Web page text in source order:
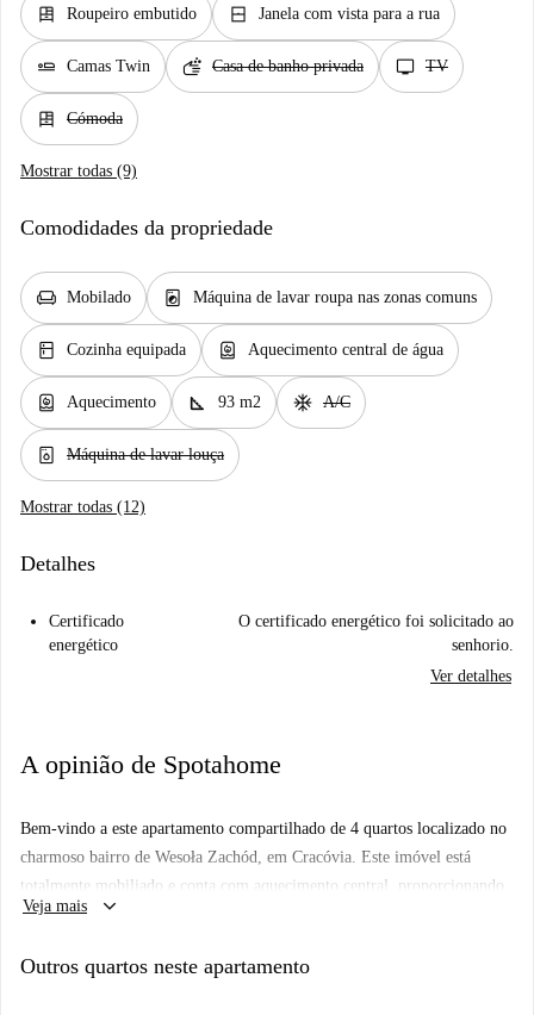
dresser Roupeiro embutido window_closed Janela com vista para a rua
airline_seat_flat Camas Twin soap Casa de banho privada tv TV
dresser Cómoda
Mostrar todas (9)
Comodidades da propriedade
chair Mobilado local_laundry_service Máquina de lavar roupa nas zonas comuns
kitchen Cozinha equipada water_heater Aquecimento central de água
water_heater Aquecimento square_foot 93 m2 ac_unit A/C
dishwasher_gen Máquina de lavar louça
Mostrar todas (12)
Detalhes
Certificado
energético
O certificado energético foi solicitado ao
senhorio.
Ver detalhes
A opinião de Spotahome
Bem-vindo a este apartamento compartilhado de 4 quartos localizado no
charmoso bairro de Wesoła Zachód, em Cracóvia. Este imóvel está
totalmente mobiliado e conta com aquecimento central, proporcionando
um ambiente confortável e aconchegante aos inquilinos. Não é permitido
para eletricidade, água e Wi-Fi, a serem pagas ao proprietário. A cozinha
Veja mais keyboard_arrow_down
Outros quartos neste apartamento